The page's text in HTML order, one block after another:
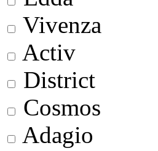
Vivenza
Activ
District
Cosmos
Adagio